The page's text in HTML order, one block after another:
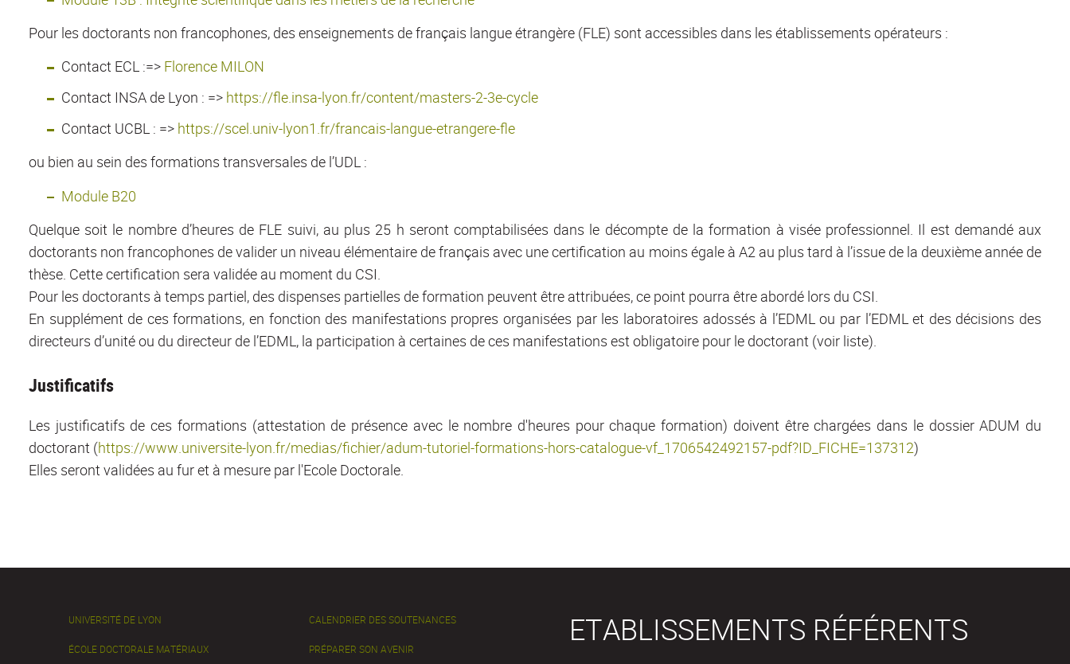
Pour les doctorants non francophones, des enseignements de français langue étrangère (FLE) sont accessibles dans les établissements opérateurs :
Contact ECL :=> Florence MILON
Contact INSA de Lyon : => https://fle.insa-lyon.fr/content/masters-2-3e-cycle
Contact UCBL : => https://scel.univ-lyon1.fr/francais-langue-etrangere-fle
ou bien au sein des formations transversales de l’UDL :
Module B20
Quelque soit le nombre d’heures de FLE suivi, au plus 25 h seront comptabilisées dans le décompte de la formation à visée professionnel. Il est demandé aux
doctorants non francophones de valider un niveau élémentaire de français avec une certification au moins égale à A2 au plus tard à l’issue de la deuxième année de
thèse. Cette certification sera validée au moment du CSI.
Pour les doctorants à temps partiel, des dispenses partielles de formation peuvent être attribuées, ce point pourra être abordé lors du CSI.
En supplément de ces formations, en fonction des manifestations propres organisées par les laboratoires adossés à l’EDML ou par l’EDML et des décisions des
directeurs d’unité ou du directeur de l’EDML, la participation à certaines de ces manifestations est obligatoire pour le doctorant (voir liste).
Justificatifs
Les justificatifs de ces formations (attestation de présence avec le nombre d'heures pour chaque formation) doivent être chargées dans le dossier ADUM du
doctorant (https://www.universite-lyon.fr/medias/fichier/adum-tutoriel-formations-hors-catalogue-vf_1706542492157-pdf?ID_FICHE=137312)
Elles seront validées au fur et à mesure par l'Ecole Doctorale.
UNIVERSITÉ DE LYON
ÉCOLE DOCTORALE MATÉRIAUX
CALENDRIER DES SOUTENANCES
PRÉPARER SON AVENIR
ETABLISSEMENTS RÉFÉRENTS